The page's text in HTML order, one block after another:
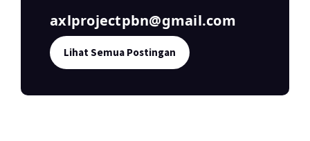
axlprojectpbn@gmail.com
Lihat Semua Postingan